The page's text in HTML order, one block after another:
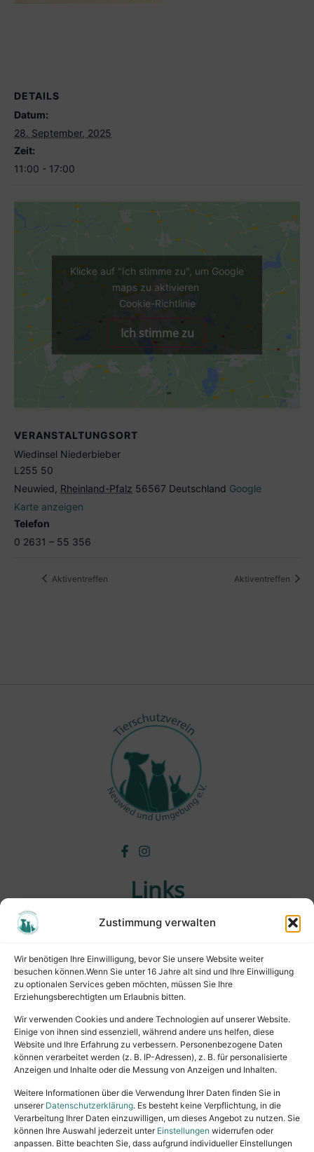
Zustimmung verwalten
Wir benötigen Ihre Einwilligung, bevor Sie unsere Website weiter
besuchen können.Wenn Sie unter 16 Jahre alt sind und Ihre Einwilligung
zu optionalen Services geben möchten, müssen Sie Ihre
Erziehungsberechtigten um Erlaubnis bitten.
Wir verwenden Cookies und andere Technologien auf unserer Website.
Einige von ihnen sind essenziell, während andere uns helfen, diese
Website und Ihre Erfahrung zu verbessern. Personenbezogene Daten
können verarbeitet werden (z. B. IP-Adressen), z. B. für personalisierte
Anzeigen und Inhalte oder die Messung von Anzeigen und Inhalten.
Weitere Informationen über die Verwendung Ihrer Daten finden Sie in
unserer Datenschutzerklärung. Es besteht keine Verpflichtung, in die
Verarbeitung Ihrer Daten einzuwilligen, um dieses Angebot zu nutzen. Sie
können Ihre Auswahl jederzeit unter Einstellungen widerrufen oder
anpassen. Bitte beachten Sie, dass aufgrund individueller Einstellungen
DETAILS
Datum:
28. September, 2025
Zeit:
11:00 - 17:00
VERANSTALTUNGSORT
Wiedinsel Niederbieber
L255 50
Neuwied Rheinland-Pfalz 56567 Deutschland Google
Karte anzeigen
Telefon
0 2631 – 55 356
Klicke auf "Ich stimme zu", um Google
maps zu aktivieren
Cookie-Richtlinie
Ich stimme zu
Aktiventreffen Aktiventreffen
Links
Wichtiges
Tiervermittlung
Tierpension
Rechtliches
Impressum
Datenschutz
Satzung
Vermittlung & Gebühren